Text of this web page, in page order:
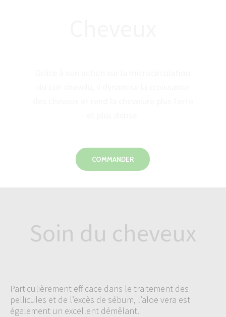
COMMANDER
Soin du cheveux
Particulièrement efficace dans le traitement des
pellicules et de l’excès de sébum, l’aloe vera est
également un excellent démêlant.